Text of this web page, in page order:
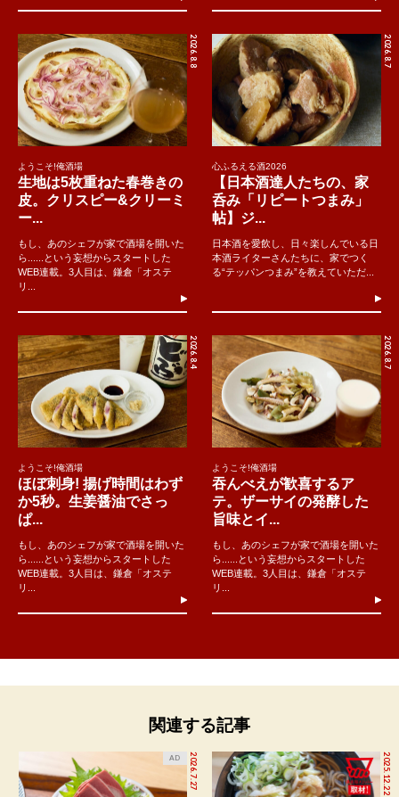
2026.8.8
ようこそ!俺酒場
生地は5枚重ねた春巻きの
皮。クリスピー&クリーミ
ー...
もし、あのシェフが家で酒場を開いた
ら......という妄想からスタートした
WEB連載。3人目は、鎌倉「オステ
リ...
2026.8.7
心ふるえる酒2026
【日本酒達人たちの、家
呑み「リピートつまみ」
帖】ジ...
日本酒を愛飲し、日々楽しんでいる日
本酒ライターさんたちに、家でつく
る“テッパンつまみ”を教えていただ...
2026.8.4
ようこそ!俺酒場
ほぼ刺身! 揚げ時間はわず
か5秒。生姜醤油でさっ
ぱ...
もし、あのシェフが家で酒場を開いた
ら......という妄想からスタートした
WEB連載。3人目は、鎌倉「オステ
リ...
2026.8.7
ようこそ!俺酒場
吞んべえが歓喜するア
テ。ザーサイの発酵した
旨味とイ...
もし、あのシェフが家で酒場を開いた
ら......という妄想からスタートした
WEB連載。3人目は、鎌倉「オステ
リ...
関連する記事
2026.7.27
AD 2025.12.22